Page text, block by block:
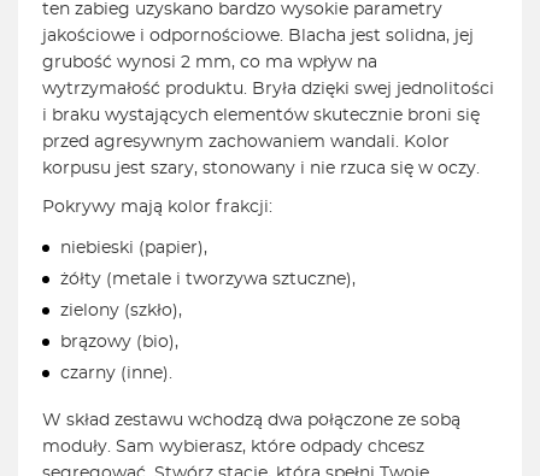
ten zabieg uzyskano bardzo wysokie parametry
jakościowe i odpornościowe. Blacha jest solidna, jej
grubość wynosi 2 mm, co ma wpływ na
wytrzymałość produktu. Bryła dzięki swej jednolitości
i braku wystających elementów skutecznie broni się
przed agresywnym zachowaniem wandali. Kolor
korpusu jest szary, stonowany i nie rzuca się w oczy.
Pokrywy mają kolor frakcji:
niebieski (papier),
żółty (metale i tworzywa sztuczne),
zielony (szkło),
brązowy (bio),
czarny (inne).
W skład zestawu wchodzą dwa połączone ze sobą
moduły. Sam wybierasz, które odpady chcesz